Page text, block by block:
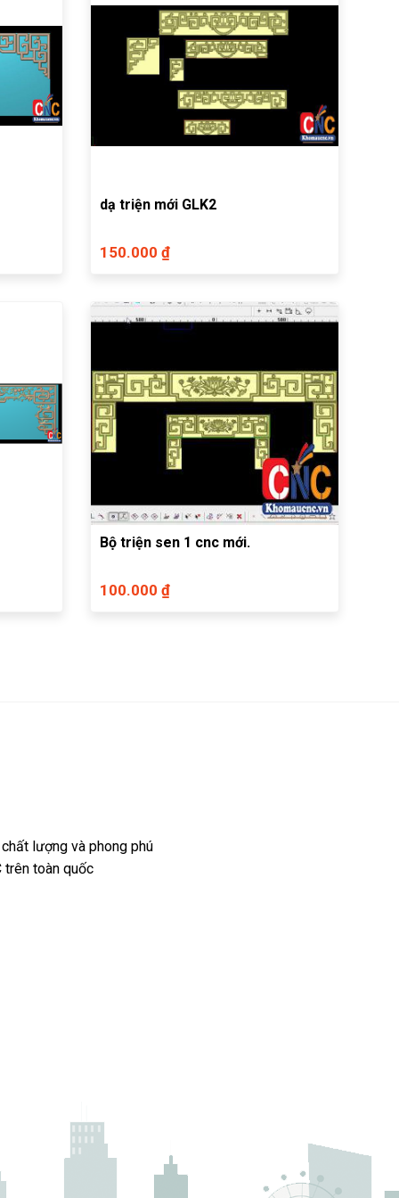
dạ triện mới GLK2
150.000 ₫
Bộ triện sen 1 cnc mới.
100.000 ₫
lượng và phong phú
trên toàn quốc